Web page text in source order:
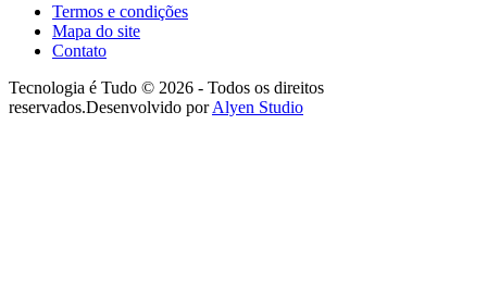
Termos e condições
Mapa do site
Contato
Tecnologia é Tudo © 2026 - Todos os direitos
reservados.Desenvolvido porAlyen Studio